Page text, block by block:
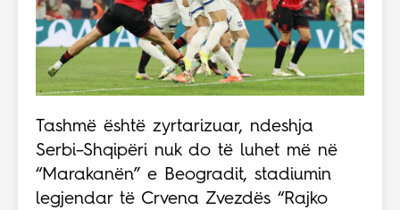
Tashmë është zyrtarizuar, ndeshja
Serbi–Shqipëri nuk do të luhet më në
“Marakanën” e Beogradit, stadiumin
legjendar të Crvena Zvezdës “Rajko